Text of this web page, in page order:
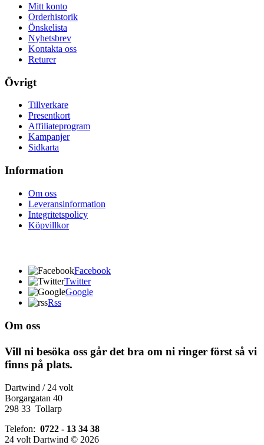
Mitt konto
Orderhistorik
Önskelista
Nyhetsbrev
Kontakta oss
Returer
Övrigt
Tillverkare
Presentkort
Affiliateprogram
Kampanjer
Sidkarta
Information
Om oss
Leveransinformation
Integritetspolicy
Köpvillkor
Facebook
Twitter
Google
Rss
Om oss
Vill ni besöka oss går det bra om ni ringer först så vi
finns på plats.
Dartwind / 24 volt
Borgargatan 40
298 33 Tollarp
Telefon: 0722 - 13 34 38
24 volt Dartwind © 2026